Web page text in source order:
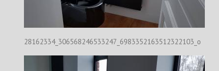
28162334_306568246533247_6983352163512322103_o